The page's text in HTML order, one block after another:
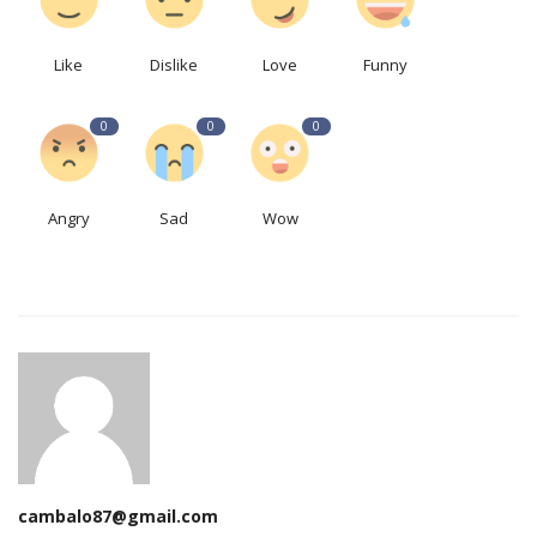
Like Dislike Love Funny
0
Angry
0
Sad
0
Wow
cambalo87@gmail.com